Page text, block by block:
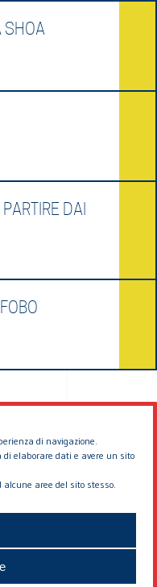
di navigazione.
di elaborare dati e avere un sito
aree del sito stesso.
SHOA
DAI